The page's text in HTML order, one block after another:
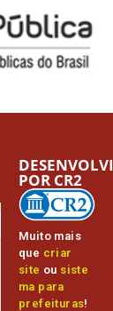
Muito mais
que criar
site ou siste
ma para
prefeituras!
POR CR2